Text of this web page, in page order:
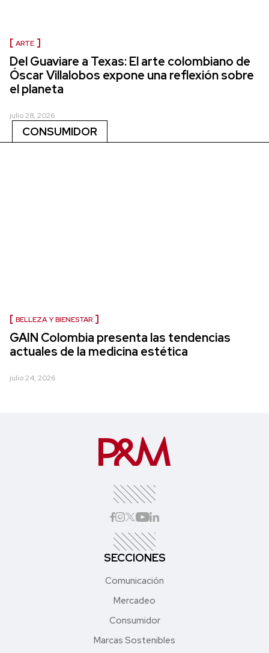
ARTE
Del Guaviare a Texas: El arte colombiano de
Óscar Villalobos expone una reflexión sobre
el planeta
julio 28, 2026
CONSUMIDOR
BELLEZA Y BIENESTAR
GAIN Colombia presenta las tendencias
actuales de la medicina estética
julio 24, 2026
SECCIONES
Comunicación
Mercadeo
Consumidor
Marcas Sostenibles